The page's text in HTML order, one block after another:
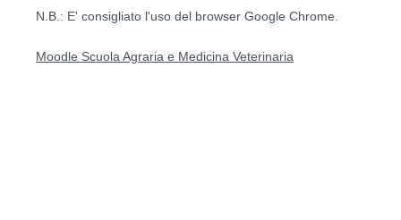
N.B.: E' consigliato l'uso del browser Google Chrome.
Moodle Scuola Agraria e Medicina Veterinaria